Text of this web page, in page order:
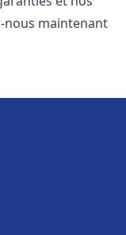
nous maintenant